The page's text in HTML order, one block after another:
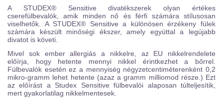
A STUDEX® Sensitive divatékszerek olyan értékes
cserefülbevalók, amik minden nő és férfi számára stílusosan
viselhetők. A STUDEX® Sensitive a különösen érzékeny fülek
számára készült minőségi ékszer, amely egyúttal a legújabb
divatot is követi.
Mivel sok ember allergiás a nikkelre, az EU nikkelrendelete
előírja, hogy hetente mennyi nikkel érintkezhet a bőrrel.
Fülbevalók esetén ez a mennyiség négyzetcentiméterenként 0,2
mikro-gramm lehet hetente (azaz a gramm milliomod része.) Ezt
az előírást a Studex Sensitive fülbevalói alaposan túlteljesítik,
mert gyakorlatilag nikkelmentesek.